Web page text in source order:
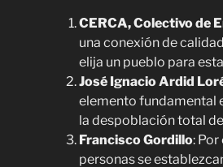
CERCA, Colectivo de
una conexión de
elija un pueblo para
José Ignacio Ardid
elemento fundamental
la despoblación total
Francisco Gordillo:
personas se